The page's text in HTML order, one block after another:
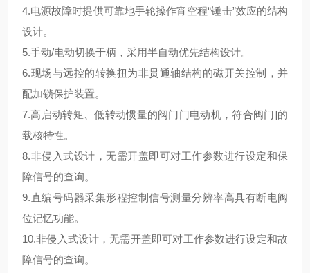
4.电源故障时提供可靠地手轮操作宵空程“锤击”效应的结构
设计。
5.手动/电动切换于柄，采用半自动优先结构设计。
6.现场与远控的转换扭为非贯通轴结构的磁开关控制，并
配加锁保护装置。
7.高启动转矩、低转动惯量的阀门门电动机，符合阀门]的
载核特性。
8.非侵入式设计，无需开盖即可对工作参数进行设定和保
障信号的查询。
9.直编号码器采集形程控制信号测量分辨率高具有断电阀
位记忆功能。
10.非侵入式设计，无需开盖即可对工作参数进行设定和故
障信号的查询。